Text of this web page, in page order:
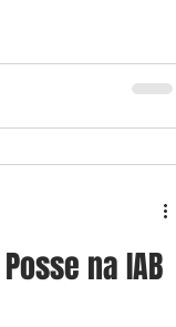
na IAB